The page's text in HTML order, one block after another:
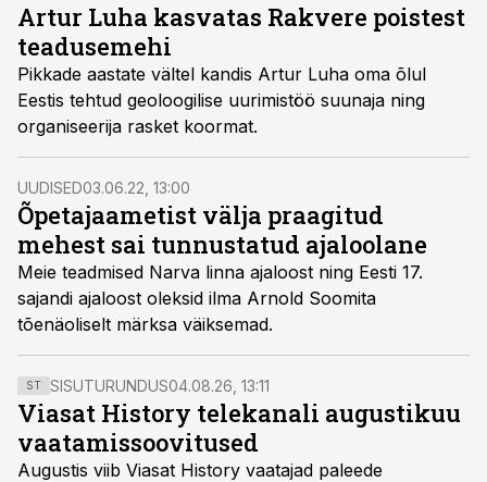
Artur Luha kasvatas Rakvere poistest
teadusemehi
Pikkade aastate vältel kandis Artur Luha oma õlul
Eestis tehtud geoloogilise uurimistöö suunaja ning
organiseerija rasket koormat.
UUDISED03.06.22, 13:00
Õpetajaametist välja praagitud
mehest sai tunnustatud ajaloolane
Meie teadmised Narva linna ajaloost ning Eesti 17.
sajandi ajaloost oleksid ilma Arnold Soomita
tõenäoliselt märksa väiksemad.
ST SISUTURUNDUS04.08.26, 13:11
Viasat History telekanali augustikuu
vaatamissoovitused
Augustis viib Viasat History vaatajad paleede